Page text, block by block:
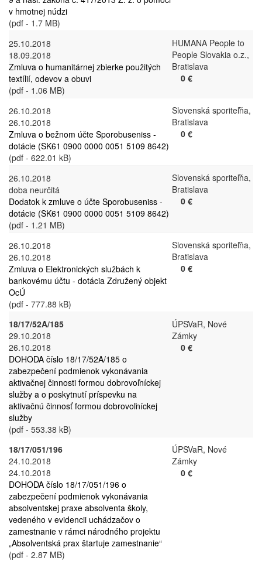
v hmotnej núdzi
(pdf - 1.7 MB)
25.10.2018
18.09.2018
Zmluva o humanitárnej zbierke použitých
textílií, odevov a obuvi
(pdf - 1.06 MB)
HUMANA People to
People Slovakia o.z.,
Bratislava
0 €
26.10.2018
26.10.2018
Zmluva o bežnom účte Sporobuseniss -
dotácie (SK61 0900 0000 0051 5109 8642)
(pdf - 622.01 kB)
Slovenská sporiteľňa,
Bratislava
0 €
26.10.2018
doba neurčitá
Dodatok k zmluve o účte Sporobuseniss -
dotácie (SK61 0900 0000 0051 5109 8642)
(pdf - 1.21 MB)
Slovenská sporiteľňa,
Bratislava
0 €
26.10.2018
26.10.2018
Zmluva o Elektronických službách k
bankovému účtu - dotácia Združený objekt
OcÚ
(pdf - 777.88 kB)
Slovenská sporiteľňa,
Bratislava
0 €
18/17/52A/185
29.10.2018
26.10.2018
DOHODA číslo 18/17/52A/185 o
zabezpečení podmienok vykonávania
aktivačnej činnosti formou dobrovoľníckej
služby a o poskytnutí príspevku na
aktivačnú činnosť formou dobrovoľníckej
služby
(pdf - 553.38 kB)
ÚPSVaR, Nové
Zámky
0 €
18/17/051/196
24.10.2018
24.10.2018
DOHODA číslo 18/17/051/196 o
zabezpečení podmienok vykonávania
absolventskej praxe absolventa školy,
vedeného v evidencii uchádzačov o
zamestnanie v rámci národného projektu
„Absolventská prax štartuje zamestnanie“
(pdf - 2.87 MB)
ÚPSVaR, Nové
Zámky
0 €